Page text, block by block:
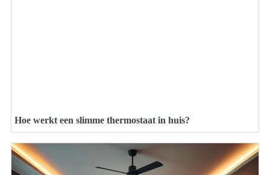
Hoe werkt een slimme thermostaat in huis?